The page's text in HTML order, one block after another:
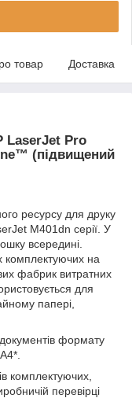
товар Доставка
LaserJet Pro
(підвищений
ресурсу для друку
M401dn серії. У
всередині.
комплектуючих на
фабрик витратних
для
папері,
документів формату
комплектуючих,
перевірці